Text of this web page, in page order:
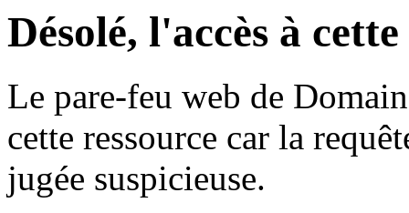
Désolé, l'accès à
Le pare-feu web de
cette ressource car la
jugée suspicieuse.